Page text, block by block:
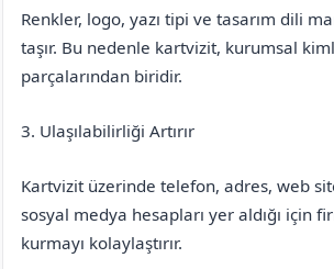
Renkler, logo, yazı tipi ve tasarım dili
taşır. Bu nedenle kartvizit, kurumsal
parçalarından biridir.
3. Ulaşılabilirliği Artırır
Kartvizit üzerinde telefon, adres, web
sosyal medya hesapları yer aldığı için
kurmayı kolaylaştırır.